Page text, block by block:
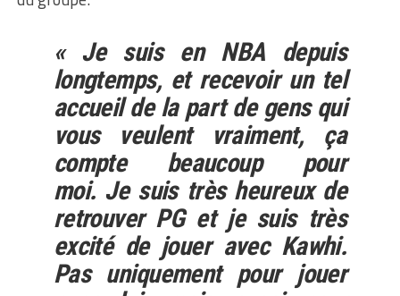
« Je suis en NBA depuis
longtemps, et recevoir un tel
accueil de la part de gens qui
vous veulent vraiment, ça
compte beaucoup pour
moi. Je suis très heureux de
retrouver PG et je suis très
excité de jouer avec Kawhi.
Pas uniquement pour jouer